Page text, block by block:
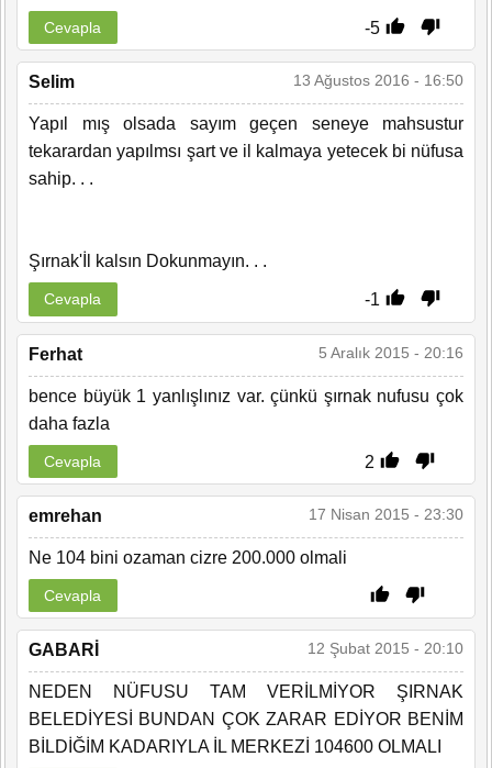
-5
Cevapla
Selim 13 Ağustos 2016 - 16:50
Yapıl mış olsada sayım geçen seneye mahsustur
tekarardan yapılmsı şart ve il kalmaya yetecek bi nüfusa
sahip. . .
Şırnak'İl kalsın Dokunmayın. . .
-1
Cevapla
Ferhat 5 Aralık 2015 - 20:16
bence büyük 1 yanlışlınız var. çünkü şırnak nufusu çok
daha fazla
2
Cevapla
emrehan 17 Nisan 2015 - 23:30
Ne 104 bini ozaman cizre 200.000 olmali
Cevapla
GABARİ 12 Şubat 2015 - 20:10
NEDEN NÜFUSU TAM VERİLMİYOR ŞIRNAK
BELEDİYESİ BUNDAN ÇOK ZARAR EDİYOR BENİM
BİLDİĞİM KADARIYLA İL MERKEZİ 104600 OLMALI